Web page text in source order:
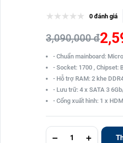
0 đánh giá
3,090,000 đ
- Chuẩn mainboard:
- Socket: 1700 , Chipset:
- Hỗ trợ RAM: 2 khe
- Lưu trữ: 4 x SATA 3
- Cổng xuất hình: 1 x